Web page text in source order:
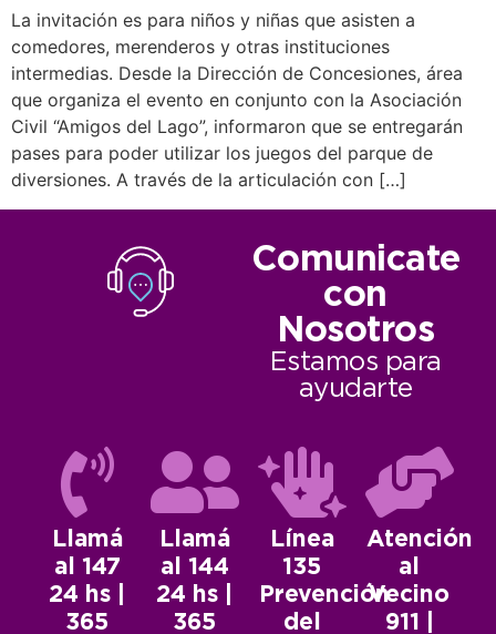
La invitación es para niños y niñas que asisten a
comedores, merenderos y otras instituciones
intermedias. Desde la Dirección de Concesiones, área
que organiza el evento en conjunto con la Asociación
Civil “Amigos del Lago”, informaron que se entregarán
pases para poder utilizar los juegos del parque de
diversiones. A través de la articulación con […]
Comunicate
con
Nosotros
Estamos para
ayudarte
Llamá
al 147
24 hs |
365
Llamá
al 144
24 hs |
365
Línea
135
Prevención
del
Atención
al
Vecino
911 |